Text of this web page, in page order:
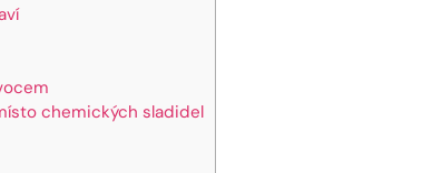
chemických sladidel